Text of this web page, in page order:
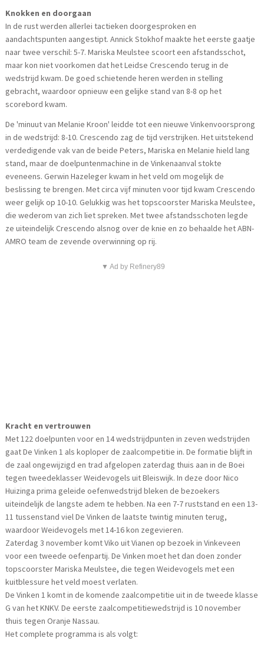
Knokken en doorgaan
In de rust werden allerlei tactieken doorgesproken en
aandachtspunten aangestipt. Annick Stokhof maakte het eerste gaatje
naar twee verschil: 5-7. Mariska Meulstee scoort een afstandsschot,
maar kon niet voorkomen dat het Leidse Crescendo terug in de
wedstrijd kwam. De goed schietende heren werden in stelling
gebracht, waardoor opnieuw een gelijke stand van 8-8 op het
scorebord kwam.
De 'minuut van Melanie Kroon' leidde tot een nieuwe Vinkenvoorsprong
in de wedstrijd: 8-10. Crescendo zag de tijd verstrijken. Het uitstekend
verdedigende vak van de beide Peters, Mariska en Melanie hield lang
stand, maar de doelpuntenmachine in de Vinkenaanval stokte
eveneens. Gerwin Hazeleger kwam in het veld om mogelijk de
beslissing te brengen. Met circa vijf minuten voor tijd kwam Crescendo
weer gelijk op 10-10. Gelukkig was het topscoorster Mariska Meulstee,
die wederom van zich liet spreken. Met twee afstandsschoten legde
ze uiteindelijk Crescendo alsnog over de knie en zo behaalde het ABN-
AMRO team de zevende overwinning op rij.
▼ Ad by Refinery89
Kracht en vertrouwen
Met 122 doelpunten voor en 14 wedstrijdpunten in zeven wedstrijden
gaat De Vinken 1 als koploper de zaalcompetitie in. De formatie blijft in
de zaal ongewijzigd en trad afgelopen zaterdag thuis aan in de Boei
tegen tweedeklasser Weidevogels uit Bleiswijk. In deze door Nico
Huizinga prima geleide oefenwedstrijd bleken de bezoekers
uiteindelijk de langste adem te hebben. Na een 7-7 ruststand en een 13-
11 tussenstand viel De Vinken de laatste twintig minuten terug,
waardoor Weidevogels met 14-16 kon zegevieren.
Zaterdag 3 november komt Viko uit Vianen op bezoek in Vinkeveen
voor een tweede oefenpartij. De Vinken moet het dan doen zonder
topscoorster Mariska Meulstee, die tegen Weidevogels met een
kuitblessure het veld moest verlaten.
De Vinken 1 komt in de komende zaalcompetitie uit in de tweede klasse
G van het KNKV. De eerste zaalcompetitiewedstrijd is 10 november
thuis tegen Oranje Nassau.
Het complete programma is als volgt: